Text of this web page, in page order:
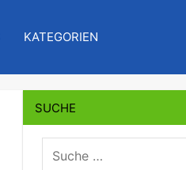
KATEGORIEN
SUCHE
suche: